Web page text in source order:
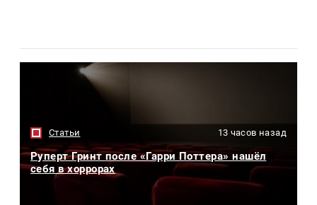
Статьи 13 часов назад
Руперт Гринт после «Гарри Поттера» нашёл
себя в хоррорах